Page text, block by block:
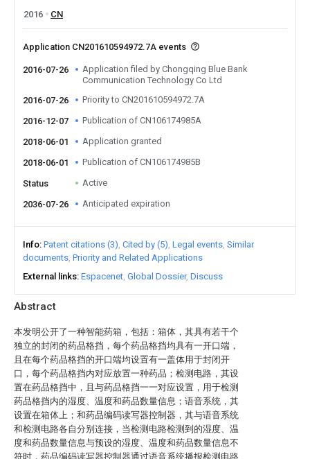
Abstract
本发明公开了一种智能药箱，包括：箱体，其具有若干个
独立的封闭的药品格挡，每个药品格挡均具有一开口端，
且在每个药品格挡的开口端均设置有一盖体用于封闭开
口，每个药品格挡内对应放置一种药品；检测电路，其设
置在药品格挡中，且与药品格挡一一对应设置，用于检测
药品格挡内的湿度、温度和药品数量信息；语音系统，其
设置在箱体上；和药品编码读写器控制器，其与语音系统
和检测电路各自分别连接，当检测电路检测到的湿度、温
度和药品数量信息与预设的湿度、温度和药品数量信息不
符时，药品编码读写器控制器通过语音系统播报检测电路
2016
CN
Application CN201610594972.7A events
2016-07-26
Application filed by Chongqing Blue Bank
Communication Technology Co Ltd
2016-07-26
Priority to CN201610594972.7A
2016-12-07 Publication of CN106174985A
2018-06-01 Application granted
2018-06-01 Publication of CN106174985B
Status Active
2036-07-26 Anticipated expiration
Info Patent citations (3) Cited by (5) Legal events Similar
documents Priority and Related Applications
External links Espacenet Global Dossier Discuss